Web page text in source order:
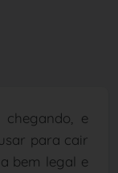
chegando, e
para cair
bem legal e